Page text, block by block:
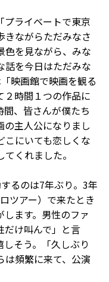
プライベートで東京
きながらただみなさ
色を見ながら、みな
話を今日はただみな
映画館で映画を観る
２時間１つの作品に
、皆さんが僕たち
の主人公になりまし
こにいても恋しくな
くれました。
るのは7年ぶり。3年
ツアー）で来たとき
ます。男性のファ
だけ叫んで」と言
そう。「久しぶり
は頻繁に来て、公演